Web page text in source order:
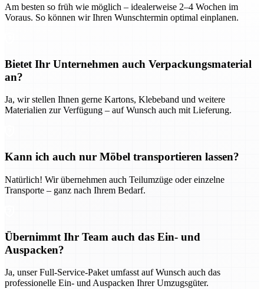
Am besten so früh wie möglich – idealerweise 2–4 Wochen im
Voraus. So können wir Ihren Wunschtermin optimal einplanen.
Bietet Ihr Unternehmen auch Verpackungsmaterial
an?
Ja, wir stellen Ihnen gerne Kartons, Klebeband und weitere
Materialien zur Verfügung – auf Wunsch auch mit Lieferung.
Kann ich auch nur Möbel transportieren lassen?
Natürlich! Wir übernehmen auch Teilumzüge oder einzelne
Transporte – ganz nach Ihrem Bedarf.
Übernimmt Ihr Team auch das Ein- und
Auspacken?
Ja, unser Full-Service-Paket umfasst auf Wunsch auch das
professionelle Ein- und Auspacken Ihrer Umzugsgüter.